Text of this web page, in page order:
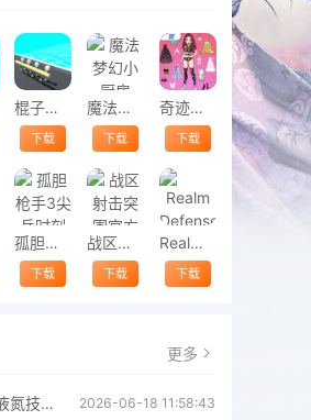
棍子给我冲游戏
下载
魔法梦幻小厨房
下载
奇迹美妆店正式版
下载
孤胆枪手3尖兵时刻
下载
战区射击突围官方版
下载
Realm Defense（帝国守卫战）
下载
更多
三角洲行动干员液氮技能效果详解 三角洲行动干员液氮技能介绍 2026-06-18 11:58:43